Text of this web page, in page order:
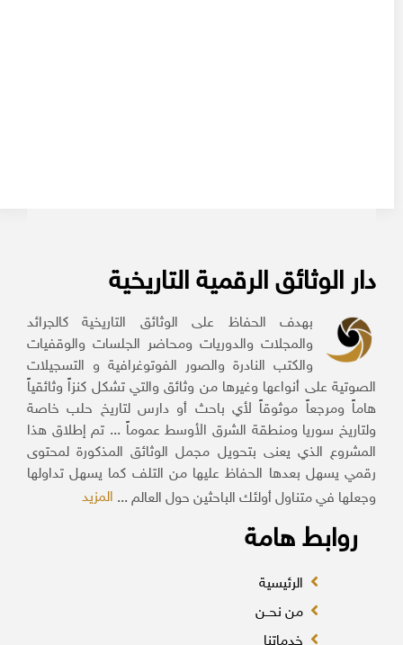
دار الوثائق الرقمية التاريخية
بهدف الحفاظ على الوثائق التاريخية كالجرائد
والمجلات والدوريات ومحاضر الجلسات والوقفيات
والكتب النادرة والصور الفوتوغرافية و التسجيلات
الصوتية على أنواعها وغيرها من وثائق والتي تشكل كنزاً وثائقياً
هاماً ومرجعاً موثوقاً لأي باحث أو دارس لتاريخ حلب خاصة
ولتاريخ سوريا ومنطقة الشرق الأوسط عموماً ... تم إطلاق هذا
المشروع الذي يعنى بتحويل مجمل الوثائق المذكورة لمحتوى
رقمي يسهل بعدها الحفاظ عليها من التلف كما يسهل تداولها
وجعلها في متناول أولئك الباحثين حول العالم ...المزيد
روابط هامة
الرئيسية
من نحــن
خدماتنا